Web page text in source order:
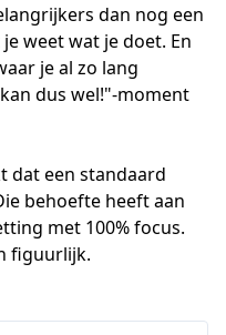
dan nog een
weet wat je doet. En
je al zo lang
dus wel!"-moment
dat een standaard
behoefte heeft aan
met 100% focus.
figuurlijk.